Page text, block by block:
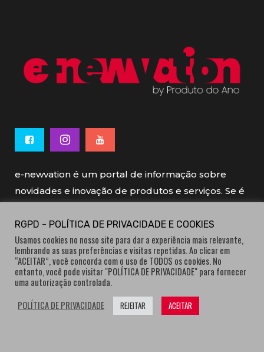
e-newvation é um portal de informação sobre
novidades e inovação de produtos e serviços. Se é
e-newvation tem o patrocínio do “Produto do
Ano”, o prémio de inovação atribuído por
consumidores.
RGPD - POLÍTICA DE PRIVACIDADE E COOKIES
Usamos cookies no nosso site para dar a experiência mais relevante,
lembrando as suas preferências e visitas repetidas. Ao clicar em
“ACEITAR”, você concorda com o uso de TODOS os cookies. No
entanto, você pode visitar "POLÍTICA DE PRIVACIDADE" para fornecer
uma autorização controlada.
POLÍTICA DE PRIVACIDADE
REJEITAR ACEITAR